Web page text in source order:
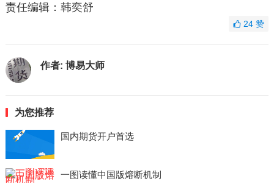
责任编辑：韩奕舒
24赞
作者: 博易大师
为您推荐
国内期货开户首选
一图读懂中国版熔断机制